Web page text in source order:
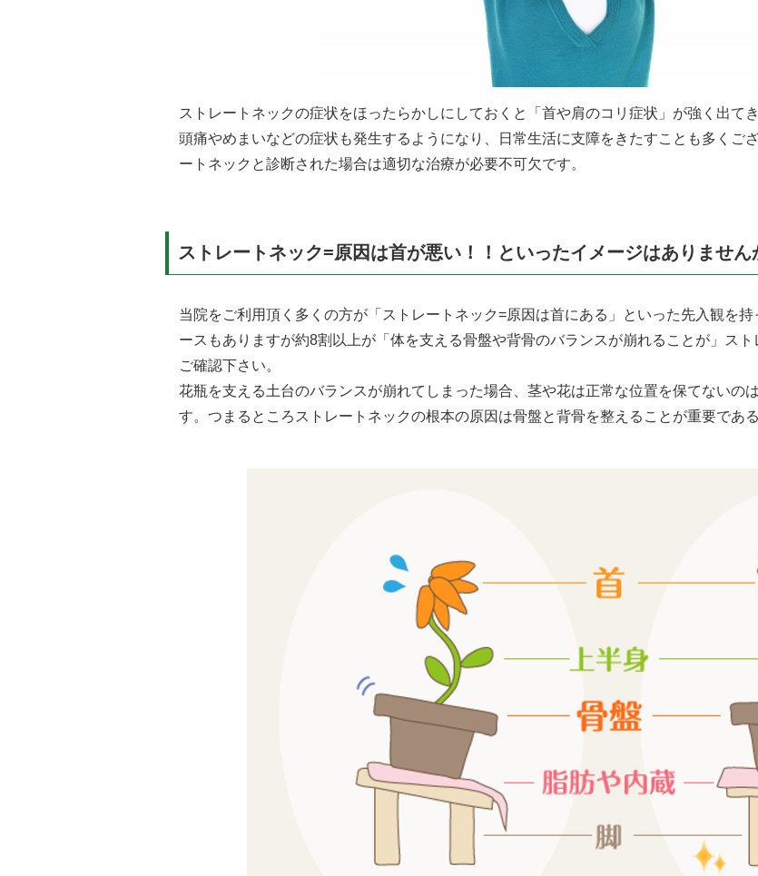
ストレートネックの症状をほったらかしにしておくと「首や肩のコリ症状」が強く出て
頭痛やめまいなどの症状も発生するようになり、日常生活に支障をきたすことも多くご
ートネックと診断された場合は適切な治療が必要不可欠です。
ストレートネック=原因は首が悪い！！といったイメージはありません
当院をご利用頂く多くの方が「ストレートネック=原因は首にある」といった先入観を
ースもありますが約8割以上が「体を支える骨盤や背骨のバランスが崩れることが」ス
ご確認下さい。
花瓶を支える土台のバランスが崩れてしまった場合、茎や花は正常な位置を保てないの
す。つまるところストレートネックの根本の原因は骨盤と背骨を整えることが重要であ